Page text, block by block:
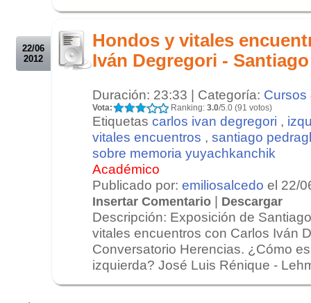
22/06
2012
Hondos y vitales
Iván Degregori -
Duración: 23:33 | Categoría: Cursos
Vota: Ranking: 3.0/5.0 (91 votos)
Etiquetas carlos ivan degregori ,
vitales encuentros , santiago
sobre memoria yuyachkanchik
Académico
Publicado por: emiliosalcedo el 22/
Insertar Comentario | Descargar
Descripción: Exposición de
vitales encuentros con Carlos Iván
Conversatorio Herencias. ¿Cómo
izquierda? José Luis Rénique -